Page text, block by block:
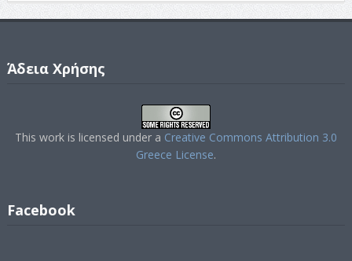
Άδεια Χρήσης
This work is licensed under a Creative Commons Attribution 3.0
Greece License.
Facebook